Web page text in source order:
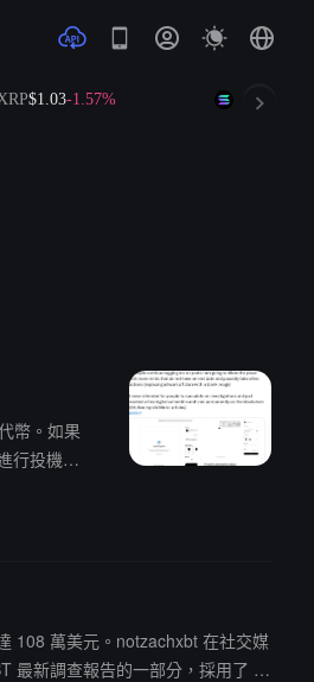
$1.03-1.57% SOL$73.58
幣。如果
行投機，
108 萬美元。notzachxbt 在社交媒
最新調查報告的一部分，採用了 Z